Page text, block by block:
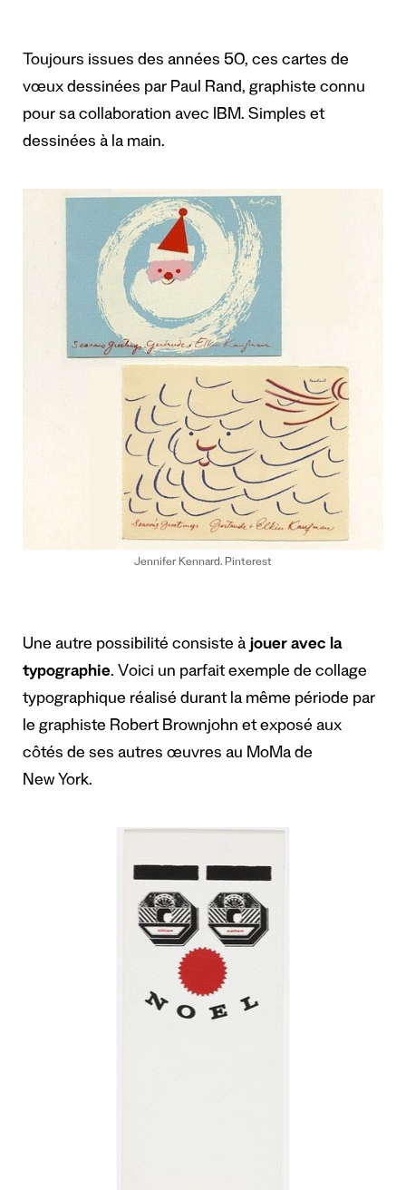
Toujours issues des années 50, ces cartes de
vœux dessinées par Paul Rand, graphiste connu
pour sa collaboration avec IBM. Simples et
dessinées à la main.
Jennifer Kennard. Pinterest
Une autre possibilité consiste àjouer avec la
typographie. Voici un parfait exemple de collage
typographique réalisé durant la même période par
le graphiste Robert Brownjohn et exposé aux
côtés de ses autres œuvres au MoMa de
New York.